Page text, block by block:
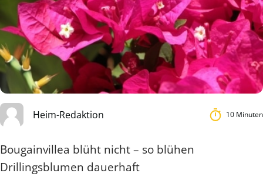
Heim-Redaktion 10 Minuten
Bougainvillea blüht nicht – so blühen
Drillingsblumen dauerhaft